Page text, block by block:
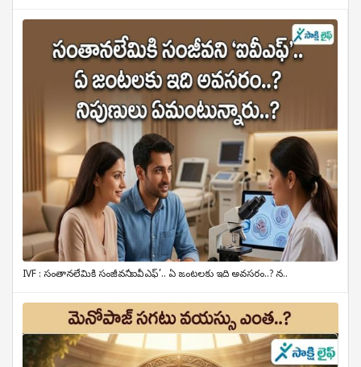
IVF : సంతానలేమికి సంజీవని ‘ఐవీఎఫ్’.. ఏ జంటలకు ఇది అవసరం..? న..